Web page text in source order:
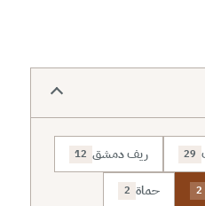
29 ريف دمشق 12
2 حماة 2